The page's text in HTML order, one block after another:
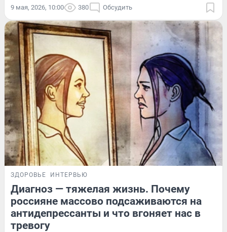
9 мая, 2026, 10:00 380 Обсудить
ЗДОРОВЬЕ ИНТЕРВЬЮ
Диагноз — тяжелая жизнь. Почему
россияне массово подсаживаются на
антидепрессанты и что вгоняет нас в
тревогу